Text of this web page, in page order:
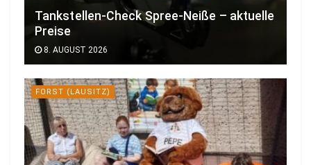
Tankstellen-Check Spree-Neiße – aktuelle
Preise
8. AUGUST 2026
FORST (LAUSITZ)